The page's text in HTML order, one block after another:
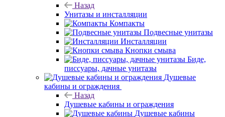
Назад
Унитазы и инсталляции
Компакты
Подвесные унитазы
Инсталляции
Кнопки смыва
Биде,
писсуары, дачные унитазы
Душевые
кабины и ограждения
Назад
Душевые кабины и ограждения
Душевые кабины